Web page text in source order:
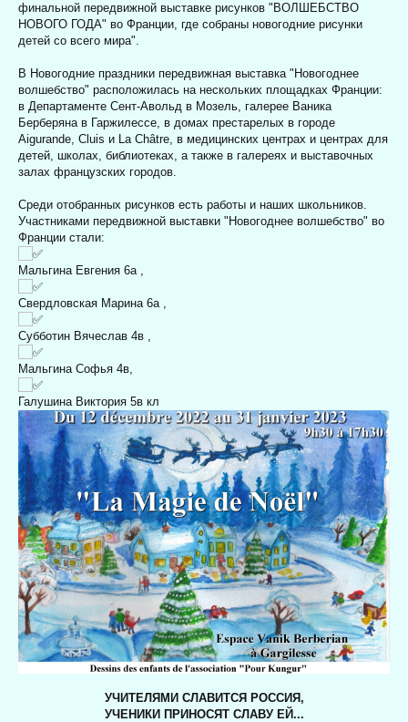
финальной передвижной выставке рисунков "ВОЛШЕБСТВО
НОВОГО ГОДА" во Франции, где собраны новогодние рисунки
детей со всего мира".
В Новогодние праздники передвижная выставка "Новогоднее
волшебство" расположилась на нескольких площадках Франции:
в Департаменте Сент-Авольд в Мозель, галерее Ваника
Берберяна в Гаржилессе, в домах престарелых в городе
Aigurande, Cluis и La Châtre, в медицинских центрах и центрах для
детей, школах, библиотеках, а также в галереях и выставочных
залах французских городов.
Среди отобранных рисунков есть работы и наших школьников.
Участниками передвижной выставки "Новогоднее волшебство" во
Франции стали:
Мальгина Евгения 6а ,
Свердловская Марина 6а ,
Субботин Вячеслав 4в ,
Мальгина Софья 4в,
Галушина Виктория 5в кл
УЧИТЕЛЯМИ СЛАВИТСЯ РОССИЯ,
УЧЕНИКИ ПРИНОСЯТ СЛАВУ ЕЙ...